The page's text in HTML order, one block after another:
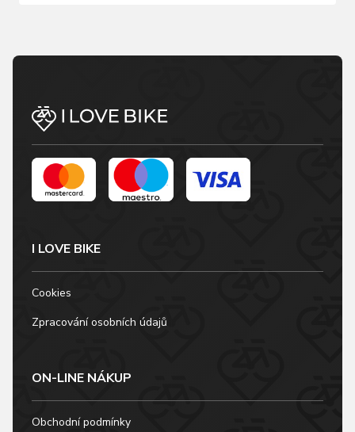
I LOVE BIKE
Cookies
Zpracování osobních údajů
ON-LINE NÁKUP
Obchodní podmínky